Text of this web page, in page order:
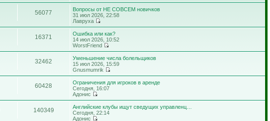
56077
Вопросы от НЕ СОВСЕМ новичков
31 июл 2026, 22:58
Лавруха
16371
Ошибка или как?
14 июл 2026, 10:52
WorstFriend
32462
Уменьшение числа болельщиков
15 июл 2026, 15:59
Gnusmumrik
60428
Ограничения для игроков в аренде
Сегодня, 16:07
Адонис
140349
Английские клубы ищут сведущих управленц…
Сегодня, 22:14
Адонис